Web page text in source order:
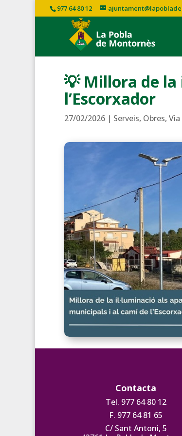
977 64 80 12
💡 Millora de la
l’Escorxador
27/02/2026 | Serveis, Obres,
Contacta
Tel. 977 64 80 12
F. 977 64 81 65
C/ Sant Antoni, 5